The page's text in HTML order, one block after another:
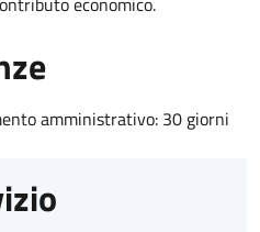
amministrativo: 30 giorni